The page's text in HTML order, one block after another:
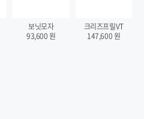
보닛모자
93,600원
크리즈프릴VT
147,600원